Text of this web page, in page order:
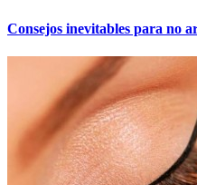
Consejos inevitables para no